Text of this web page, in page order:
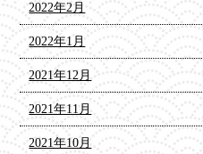
2022年2月
2022年1月
2021年12月
2021年11月
2021年10月